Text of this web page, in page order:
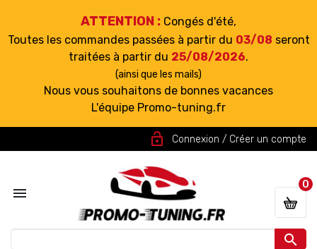
ATTENTION : Congés d'été,
Toutes les commandes passées à partir du 03/08 seront
traitées à partir du 25/08/2026.
(ainsi que les mails)
Nous vous souhaitons de bonnes vacances
L'équipe Promo-tuning.fr
lock_open Connexion / Créer un compte


0